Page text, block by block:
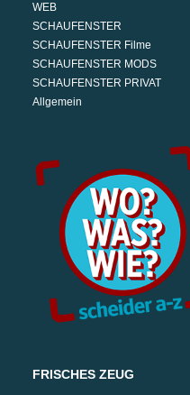
WEB
SCHAUFENSTER
SCHAUFENSTER Filme
SCHAUFENSTER MODS
SCHAUFENSTER PRIVAT
Allgemein
FRISCHES ZEUG